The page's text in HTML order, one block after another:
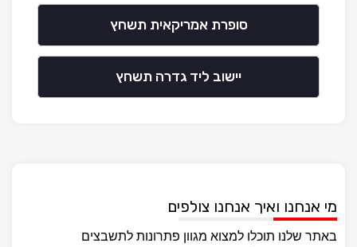
סופרת אמריקאית תשחץ
יישוב ליד גדרה תשחץ
מי אנחנו ואיך אנחנו צולפים
באתר שלנו תוכלו למצוא מגוון פתרונות לתשבצים